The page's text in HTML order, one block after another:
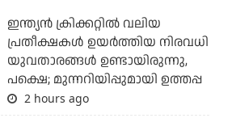
ഇന്ത്യന്‍ ക്രിക്കറ്റില്‍ വലിയ
പ്രതീക്ഷകള്‍ ഉയര്‍ത്തിയ നിരവധി
യുവതാരങ്ങള്‍ ഉണ്ടായിരുന്നു,
പക്ഷെ; മുന്നറിയിപ്പുമായി ഉത്തപ്പ
2 hours ago